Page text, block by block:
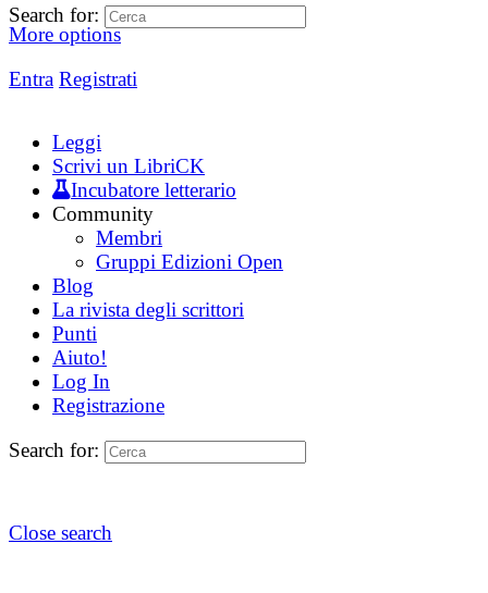
More options
Entra Registrati
Search for:
Leggi
Scrivi un LibriCK
Incubatore letterario
Community
Membri
Gruppi Edizioni Open
Blog
La rivista degli scrittori
Punti
Aiuto!
Log In
Registrazione
Search for:
Close search